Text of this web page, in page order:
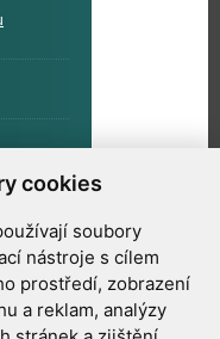
cookies
soubory
nástroje s cílem
prostředí, zobrazení
a reklam, analýzy